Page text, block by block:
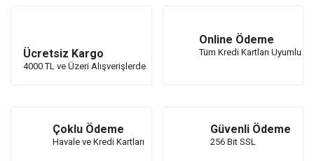
Ücretsiz Kargo
4000 TL ve Üzeri Alışverişlerde
Online Ödeme
Tüm Kredi Kartları Uyumlu
Çoklu Ödeme
Havale ve Kredi Kartları
Güvenli Ödeme
256 Bit SSL